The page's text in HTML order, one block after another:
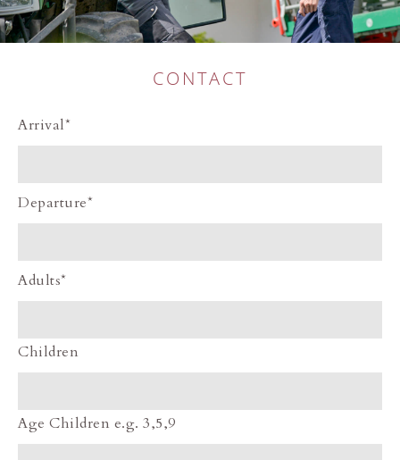
CONTACT
Arrival*
Departure*
Adults*
Children
Age Children e.g. 3,5,9